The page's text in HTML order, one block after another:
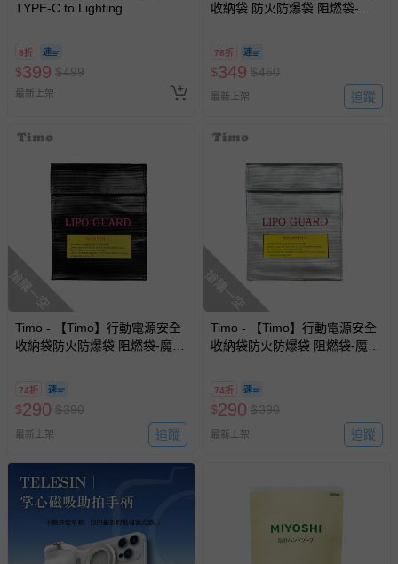
TYPE-C to Lighting
8折
$399 $499
最新上架
收納袋 防火防爆袋 阻燃袋-拉
78折
$349 $450
最新上架 追蹤
搶購一空
Timo - 【Timo】行動電源安全
收納袋防火防爆袋 阻燃袋-魔鬼
74折
$290 $390
最新上架 追蹤
搶購一空
Timo - 【Timo】行動電源安全
收納袋防火防爆袋 阻燃袋-魔鬼
74折
$290 $390
最新上架 追蹤